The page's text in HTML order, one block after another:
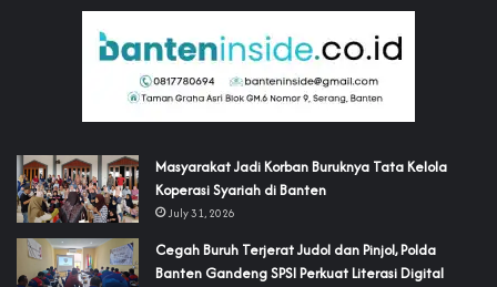
‎Masyarakat Jadi Korban Buruknya Tata Kelola
Koperasi Syariah di Banten
July 31, 2026
Cegah Buruh Terjerat Judol dan Pinjol, Polda
Banten Gandeng SPSI Perkuat Literasi Digital